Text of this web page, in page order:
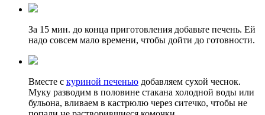
За 15 мин. до конца приготовления добавьте печень. Ей
надо совсем мало времени, чтобы дойти до готовности.
Вместе с куриной печенью добавляем сухой чеснок.
Муку разводим в половине стакана холодной воды или
бульона, вливаем в кастрюлю через ситечко, чтобы не